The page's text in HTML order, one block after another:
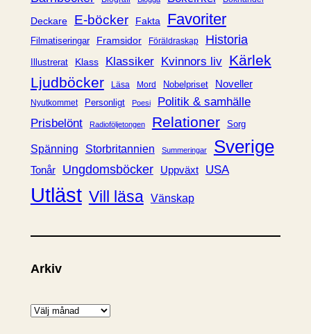
iDeckare E-böcker Fakta Favoriter
Filmatiseringar Framsidor Föräldraskap Historia
Illustrerat Klass Klassiker Kvinnors liv Kärlek
Ljudböcker
Läsa Mord Nobelpriset Noveller
Nyutkommet Personligt Poesi
Politik & samhälle
Prisbelönt
Radioföljetongen Relationer Sorg
Spänning Storbritannien Summeringar Sverige
Tonår Ungdomsböcker Uppväxt USA
Utläst Vill läsa Vänskap
Arkiv
A